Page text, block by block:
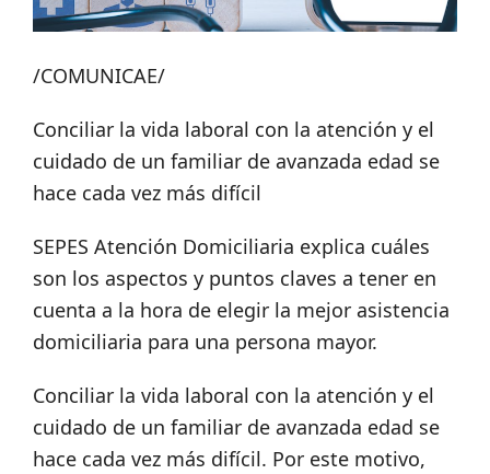
/COMUNICAE/
Conciliar la vida laboral con la atención y el
cuidado de un familiar de avanzada edad se
hace cada vez más difícil
SEPES Atención Domiciliaria explica cuáles
son los aspectos y puntos claves a tener en
cuenta a la hora de elegir la mejor asistencia
domiciliaria para una persona mayor.
Conciliar la vida laboral con la atención y el
cuidado de un familiar de avanzada edad se
hace cada vez más difícil. Por este motivo,